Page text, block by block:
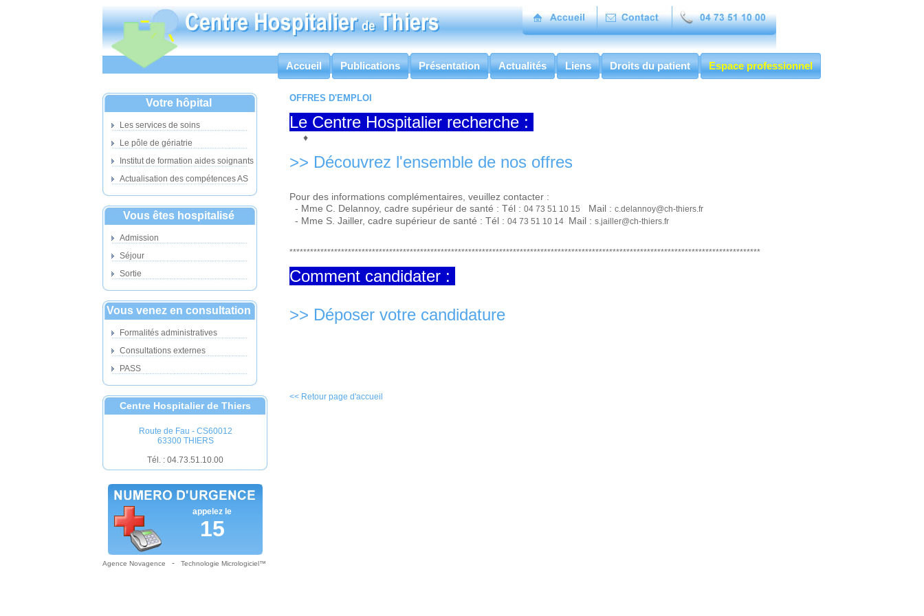
Accueil Publications Présentation Actualités Liens Droits du patient Espace professionnel
Votre hôpital
Les services de soins
Le pôle de gériatrie
Institut de formation aides soignants
Actualisation des compétences AS
Vous êtes hospitalisé
Admission
Séjour
Sortie
Vous venez en consultation
Formalités administratives
Consultations externes
PASS
Centre Hospitalier de Thiers
Route de Fau - CS60012
63300 THIERS
Tél. : 04.73.51.10.00
appelez le
15
OFFRES D'EMPLOI
Le Centre Hospitalier recherche :
♦
>> Découvrez l'ensemble de nos offres
Pour des informations complémentaires, veuillez contacter :
- Mme C. Delannoy, cadre supérieur de santé : Tél : 04 73 51 10 15 Mail : c.delannoy@ch-thiers.fr
- Mme S. Jailler, cadre supérieur de santé : Tél : 04 73 51 10 14 Mail : s.jailler@ch-thiers.fr
*****************************************************************************************************************************************
Comment candidater :
>> Déposer votre candidature
<< Retour page d'accueil
Agence Novagence - Technologie Micrologiciel™